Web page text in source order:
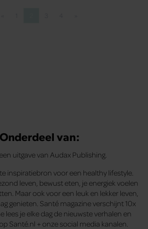
Onderdeel van:
uitgave van Audax Publishing.
inspiratiebron voor een healthy lifestyle.
leven, bewust eten, je energiek voelen
Maar ook voor een leuk en lekker leven,
genieten. Santé magazine verschijnt 10x
lees je elke dag de nieuwste verhalen en
Santé.nl + onze social media kanalen.